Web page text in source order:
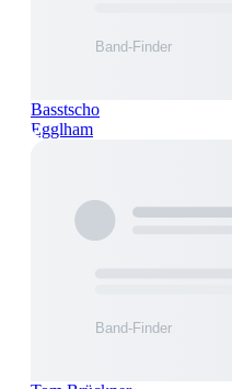
Basstscho
Egglham